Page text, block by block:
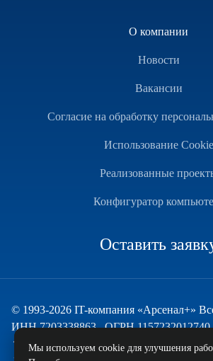
О компании
Новости
Вакансии
Согласие на обработку
Использование Cookie
Реализованные
Конфигуратор
Оставить
© 1993-2026 IT-компания «Арсенал+»
ИНН 7203338863 , ОГРН 1157232012740
Техническая поддержка
Мы используем cookie для улучшения